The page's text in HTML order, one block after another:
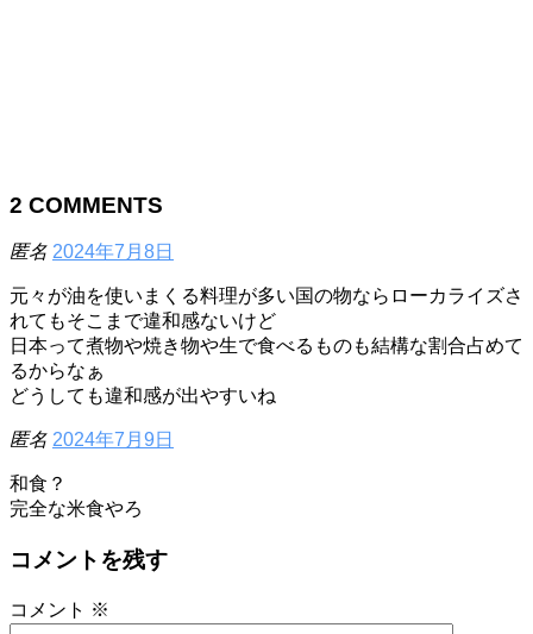
2 COMMENTS
匿名 2024年7月8日
元々が油を使いまくる料理が多い国の物ならローカライズさ
れてもそこまで違和感ないけど
日本って煮物や焼き物や生で食べるものも結構な割合占めて
るからなぁ
どうしても違和感が出やすいね
匿名 2024年7月9日
和食？
完全な米食やろ
コメントを残す
コメント ※